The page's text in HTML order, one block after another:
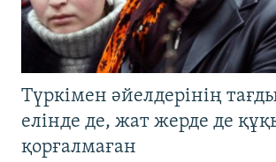
Түркімен әйелдерінің
елінде де, жат жерде де
қорғалмаған